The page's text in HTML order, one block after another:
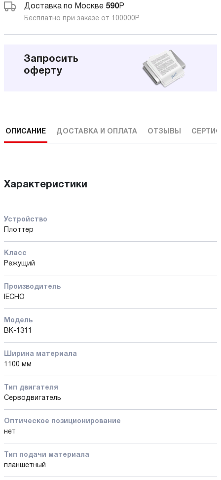
Доставка по Москве 590Р
Бесплатно при заказе от 100000 Р
Запросить
оферту
ОПИСАНИЕ ДОСТАВКА И ОПЛАТА ОТЗЫВЫ
Характеристики
Устройство
Плоттер
Класс
Режущий
Производитель
IECHO
Модель
BK-1311
Ширина материала
1100 мм
Тип двигателя
Серводвигатель
Оптическое позиционирование
нет
Тип подачи материала
планшетный